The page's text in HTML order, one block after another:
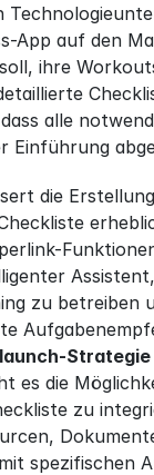
App auf den
ihre
alle
Einführung
die
zu betreiben
Strategie
es die
zu
spezifischen